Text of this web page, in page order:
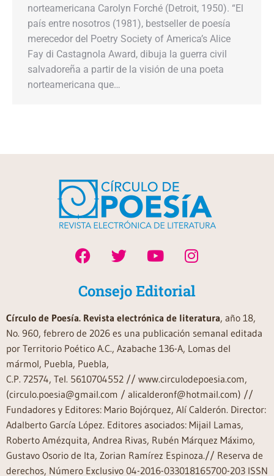
norteamericana Carolyn Forché (Detroit, 1950). “El
país entre nosotros (1981), bestseller de poesía
merecedor del Poetry Society of America’s Alice
Fay di Castagnola Award, dibuja la guerra civil
salvadoreña a partir de la visión de una poeta
norteamericana que…
Consejo Editorial
Círculo de Poesía. Revista electrónica de literatura, año 18,
No. 960, febrero de 2026 es una publicación semanal editada
por Territorio Poético A.C., Azabache 136-A, Lomas del
mármol, Puebla, Puebla,
C.P. 72574, Tel. 5610704552 // www.circulodepoesia.com,
(circulo.poesia@gmail.com / alicalderonf@hotmail.com) //
Fundadores y Editores: Mario Bojórquez, Alí Calderón. Director:
Adalberto García López. Editores asociados: Mijail Lamas,
Roberto Amézquita, Andrea Rivas, Rubén Márquez Máximo,
Gustavo Osorio de Ita, Zorian Ramírez Espinoza.// Reserva de
derechos, Número Exclusivo 04-2016-033018165700-203 ISSN